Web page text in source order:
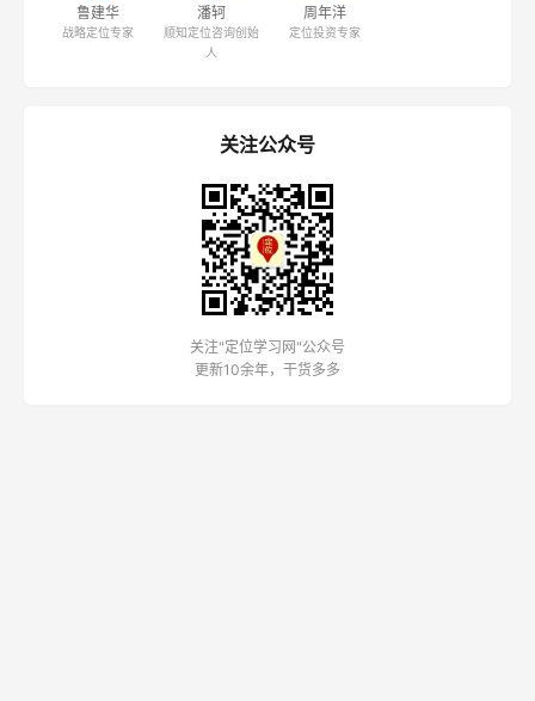
鲁建华
战略定位专家
潘轲
顺知定位咨询创始
人
周年洋
定位投资专家
关注公众号
关注"定位学习网"公众号
更新10余年，干货多多